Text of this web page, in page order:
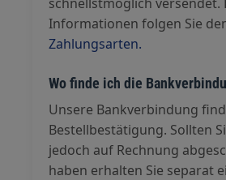
Informationen folgen Sie
Zahlungsarten.
Wo finde ich die
Unsere Bankverbindung
Bestellbestätigung. Sollten
jedoch auf Rechnung
haben erhalten Sie separat